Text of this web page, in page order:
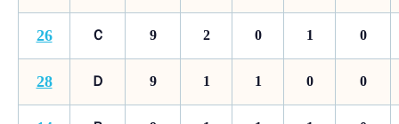
26 Ｃ 9 2 0 1 0
28 Ｄ 9 1 1 0 0